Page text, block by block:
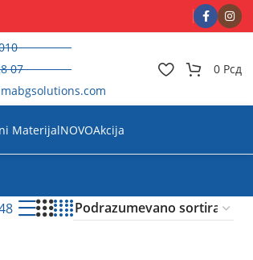
07
0 Рсд
MaterijalNOVOAkcija